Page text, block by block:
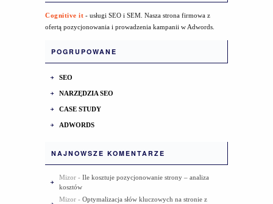
Cognitive it - usługi SEO i SEM. Nasza strona firmowa z
ofertą pozycjonowania i prowadzenia kampanii w Adwords.
POGRUPOWANE
SEO
NARZĘDZIA SEO
CASE STUDY
ADWORDS
NAJNOWSZE KOMENTARZE
Mizor - Ile kosztuje pozycjonowanie strony – analiza
kosztów
Mizor - Optymalizacja słów kluczowych na stronie z